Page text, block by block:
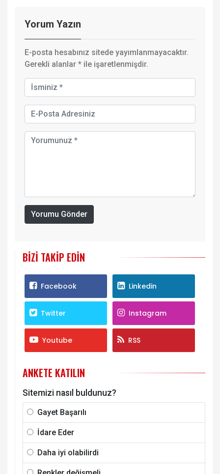
Yorum Yazın
E-posta hesabınız sitede yayımlanmayacaktır.
Gerekli alanlar * ile işaretlenmişdir.
Yorumu Gönder
BIZI TAKIP EDIN
Facebook Linkedin
Twitter Instagram
Youtube RSS
ANKETE KATILIN
Sitemizi nasıl buldunuz?
Gayet Başarılı
İdare Eder
Daha iyi olabilirdi